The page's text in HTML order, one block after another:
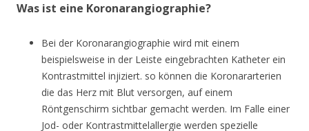
Was ist eine Koronarangiographie?
Bei der Koronarangiographie wird mit einem
beispielsweise in der Leiste eingebrachten Katheter ein
Kontrastmittel injiziert. so können die Koronararterien
die das Herz mit Blut versorgen, auf einem
Röntgenschirm sichtbar gemacht werden. Im Falle einer
Jod- oder Kontrastmittelallergie werden spezielle